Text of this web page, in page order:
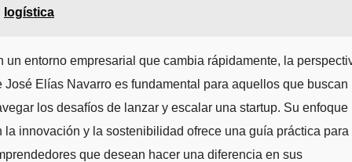
logística
un entorno empresarial que cambia rápidamente, la
José Elías Navarro es fundamental para aquellos que buscan
los desafíos de lanzar y escalar una startup. Su enfoque
la innovación y la sostenibilidad ofrece una guía práctica para
que desean hacer una diferencia en sus